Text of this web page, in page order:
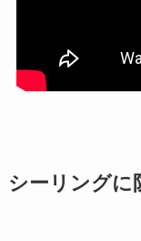
シーリングに